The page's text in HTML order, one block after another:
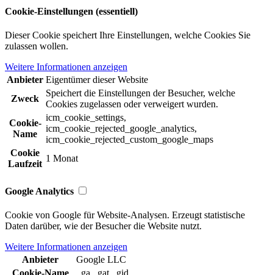
Cookie-Einstellungen (essentiell)
Dieser Cookie speichert Ihre Einstellungen, welche Cookies Sie
zulassen wollen.
Weitere Informationen anzeigen
Anbieter Eigentümer dieser Website
Zweck
Speichert die Einstellungen der Besucher, welche
Cookies zugelassen oder verweigert wurden.
Cookie-
Name
icm_cookie_settings,
icm_cookie_rejected_google_analytics,
icm_cookie_rejected_custom_google_maps
Cookie
Laufzeit
1 Monat
Google Analytics
Cookie von Google für Website-Analysen. Erzeugt statistische
Daten darüber, wie der Besucher die Website nutzt.
Weitere Informationen anzeigen
Anbieter
Google LLC
Cookie-Name
_ga,_gat,_gid